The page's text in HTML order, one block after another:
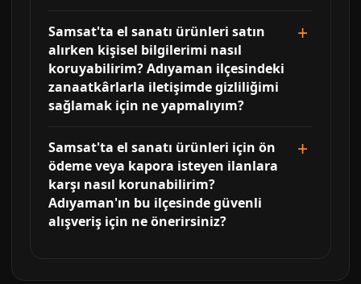
Samsat'ta el sanatı ürünleri satın
alırken kişisel bilgilerimi nasıl
koruyabilirim? Adıyaman ilçesindeki
zanaatkârlarla iletişimde gizliliğimi
sağlamak için ne yapmalıyım?
Samsat'ta el sanatı ürünleri için ön
ödeme veya kapora isteyen ilanlara
karşı nasıl korunabilirim?
Adıyaman'ın bu ilçesinde güvenli
alışveriş için ne önerirsiniz?